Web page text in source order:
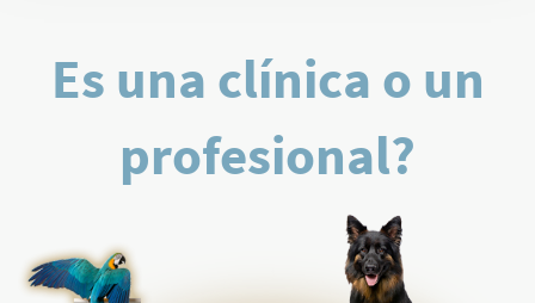
Es una clínica o un
profesional?